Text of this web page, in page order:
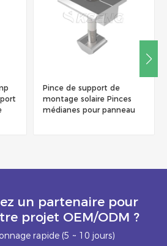
Pince de montage sur rail
solaire pour support de
montage sur toit ou au sol
un partenaire pour
projet OEM/ODM ?
rapide (5 ~ 10 jours)